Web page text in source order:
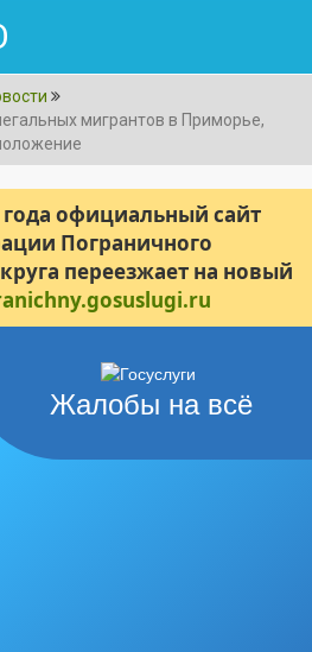
мигрантов в Приморье,
официальный сайт
Пограничного
переезжает на новый
Жалобы на всё